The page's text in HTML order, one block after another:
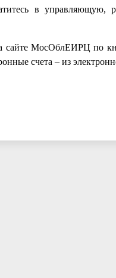
в управляющую,
сайте МосОблЕИРЦ по
счета – из